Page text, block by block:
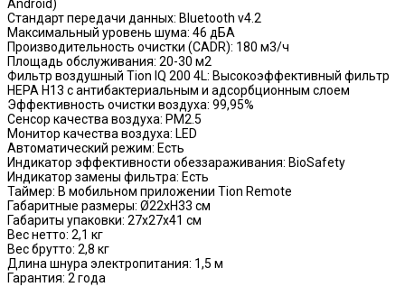
Android)
Стандарт передачи данных: Bluetooth v4.2
Максимальный уровень шума: 46 дБА
Производительность очистки (CADR): 180 м3/ч
Площадь обслуживания: 20-30 м2
Фильтр воздушный Tion IQ 200 4L: Высокоэффективный фильтр
HEPA H13 с антибактериальным и адсорбционным слоем
Эффективность очистки воздуха: 99,95%
Сенсор качества воздуха: PM2.5
Монитор качества воздуха: LED
Автоматический режим: Есть
Индикатор эффективности обеззараживания: BioSafety
Индикатор замены фильтра: Есть
Таймер: В мобильном приложении Tion Remote
Габаритные размеры: Ø22xH33 cм
Габариты упаковки: 27х27х41 cм
Вес нетто: 2,1 кг
Вес брутто: 2,8 кг
Длина шнура электропитания: 1,5 м
Гарантия: 2 года